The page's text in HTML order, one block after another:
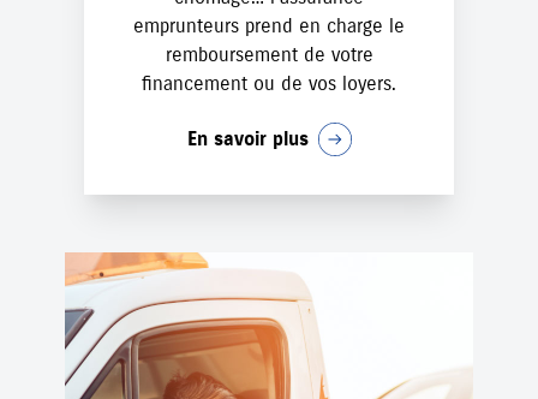
emprunteurs prend en charge le
remboursement de votre
financement ou de vos loyers.
En savoir plus